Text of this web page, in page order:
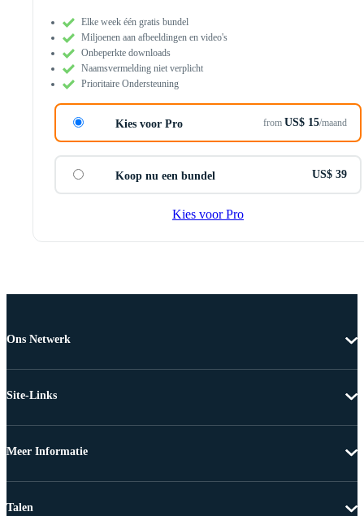
Elke week één gratis bundel
Miljoenen aan afbeeldingen en video's
Onbeperkte downloads
Naamsvermelding niet verplicht
Prioritaire Ondersteuning
Kies voor Pro from US$ 15/maand
Koop nu een bundel US$ 39
Kies voor Pro
Ons Netwerk
Site-Links
Meer Informatie
Talen